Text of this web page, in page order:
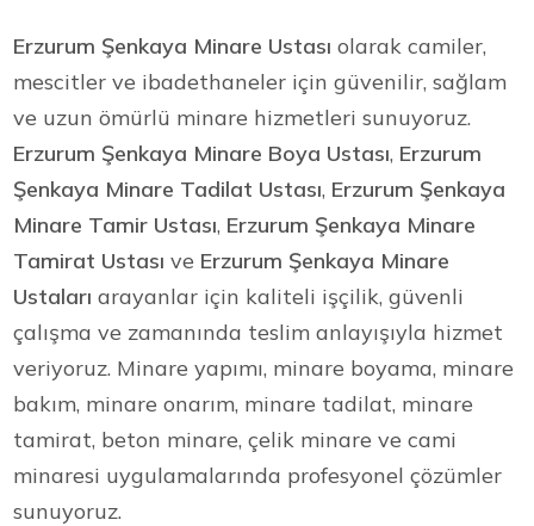
Erzurum Şenkaya Minare Ustası olarak camiler,
mescitler ve ibadethaneler için güvenilir, sağlam
ve uzun ömürlü minare hizmetleri sunuyoruz.
Erzurum Şenkaya Minare Boya Ustası, Erzurum
Şenkaya Minare Tadilat Ustası, Erzurum Şenkaya
Minare Tamir Ustası, Erzurum Şenkaya Minare
Tamirat Ustası ve Erzurum Şenkaya Minare
Ustaları arayanlar için kaliteli işçilik, güvenli
çalışma ve zamanında teslim anlayışıyla hizmet
veriyoruz. Minare yapımı, minare boyama, minare
bakım, minare onarım, minare tadilat, minare
tamirat, beton minare, çelik minare ve cami
minaresi uygulamalarında profesyonel çözümler
sunuyoruz.